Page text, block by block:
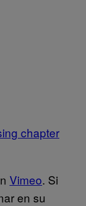
chapter
Vimeo. Si
en su